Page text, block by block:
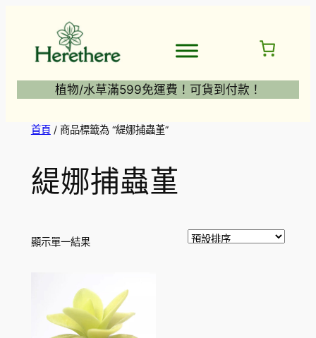
植物/水草滿599免運費！可貨到付款！
首頁/ 商品標籤為 “緹娜捕蟲堇”
緹娜捕蟲堇
顯示單一結果